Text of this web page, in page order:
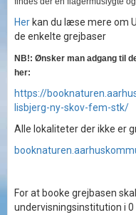
Her kan du læse mere om
de enkelte grejbaser
NB!: Ønsker man adgang til
her:
https://
lisbjerg-ny-skov-fem-stk/
Alle lokaliteter der ikke er
For at booke grejbasen
undervisningsinstitution i